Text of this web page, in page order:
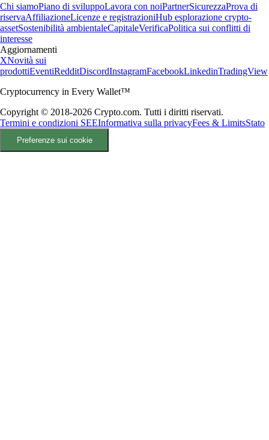
Chi siamoPiano di sviluppoLavora con noiPartnerSicurezzaProva di
riservaAffiliazioneLicenze e registrazioniHub esplorazione crypto-
assetSostenibilità ambientaleCapitaleVerificaPolitica sui conflitti di
interesse
Aggiornamenti
XNovità sui
prodottiEventiRedditDiscordInstagramFacebookLinkedinTradingView
Cryptocurrency in Every Wallet™
Copyright © 2018-2026 Crypto.com. Tutti i diritti riservati.
Termini e condizioni SEEInformativa sulla privacyFees & LimitsStato
Preferenze sui cookie